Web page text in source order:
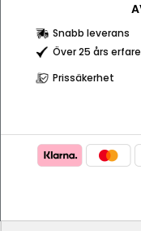
Snabb leverans
Över 25 års
Prissäkerhet